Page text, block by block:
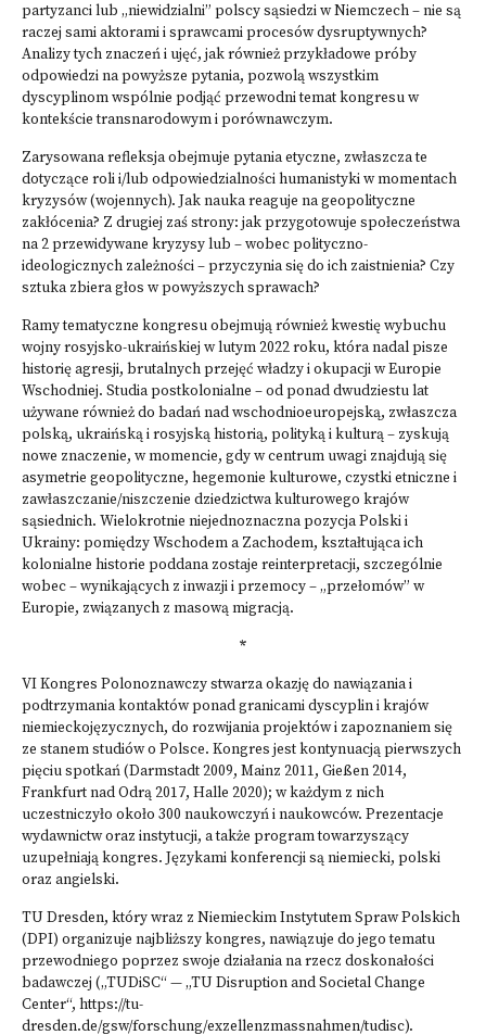
partyzanci lub „niewidzialni” polscy sąsiedzi w Niemczech – nie są
raczej sami aktorami i sprawcami procesów dysruptywnych?
Analizy tych znaczeń i ujęć, jak również przykładowe próby
odpowiedzi na powyższe pytania, pozwolą wszystkim
dyscyplinom wspólnie podjąć przewodni temat kongresu w
kontekście transnarodowym i porównawczym.
Zarysowana refleksja obejmuje pytania etyczne, zwłaszcza te
dotyczące roli i/lub odpowiedzialności humanistyki w momentach
kryzysów (wojennych). Jak nauka reaguje na geopolityczne
zakłócenia? Z drugiej zaś strony: jak przygotowuje społeczeństwa
na 2 przewidywane kryzysy lub – wobec polityczno-
ideologicznych zależności – przyczynia się do ich zaistnienia? Czy
sztuka zbiera głos w powyższych sprawach?
Ramy tematyczne kongresu obejmują również kwestię wybuchu
wojny rosyjsko-ukraińskiej w lutym 2022 roku, która nadal pisze
historię agresji, brutalnych przejęć władzy i okupacji w Europie
Wschodniej. Studia postkolonialne – od ponad dwudziestu lat
używane również do badań nad wschodnioeuropejską, zwłaszcza
polską, ukraińską i rosyjską historią, polityką i kulturą – zyskują
nowe znaczenie, w momencie, gdy w centrum uwagi znajdują się
asymetrie geopolityczne, hegemonie kulturowe, czystki etniczne i
zawłaszczanie/niszczenie dziedzictwa kulturowego krajów
sąsiednich. Wielokrotnie niejednoznaczna pozycja Polski i
Ukrainy: pomiędzy Wschodem a Zachodem, kształtująca ich
kolonialne historie poddana zostaje reinterpretacji, szczególnie
wobec – wynikających z inwazji i przemocy – „przełomów” w
Europie, związanych z masową migracją.
*
VI Kongres Polonoznawczy stwarza okazję do nawiązania i
podtrzymania kontaktów ponad granicami dyscyplin i krajów
niemieckojęzycznych, do rozwijania projektów i zapoznaniem się
ze stanem studiów o Polsce. Kongres jest kontynuacją pierwszych
pięciu spotkań (Darmstadt 2009, Mainz 2011, Gießen 2014,
Frankfurt nad Odrą 2017, Halle 2020); w każdym z nich
uczestniczyło około 300 naukowczyń i naukowców. Prezentacje
wydawnictw oraz instytucji, a także program towarzyszący
uzupełniają kongres. Językami konferencji są niemiecki, polski
oraz angielski.
TU Dresden, który wraz z Niemieckim Instytutem Spraw Polskich
(DPI) organizuje najbliższy kongres, nawiązuje do jego tematu
przewodniego poprzez swoje działania na rzecz doskonałości
badawczej („TUDiSC“ — „TU Disruption and Societal Change
Center“, https://tu-
dresden.de/gsw/forschung/exzellenzmassnahmen/tudisc).